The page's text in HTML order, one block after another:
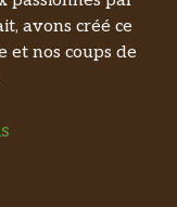
avons créé ce
nos coups de